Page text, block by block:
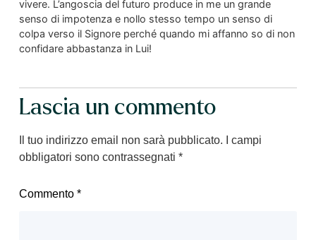
vivere. L’angoscia del futuro produce in me un grande
senso di impotenza e nollo stesso tempo un senso di
colpa verso il Signore perché quando mi affanno so di non
confidare abbastanza in Lui!
Lascia un commento
Il tuo indirizzo email non sarà pubblicato.
I campi
obbligatori sono contrassegnati *
Commento *